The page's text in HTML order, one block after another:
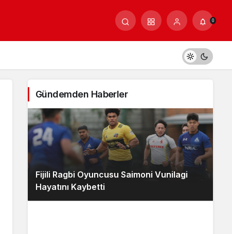
0
Gündemden Haberler
Fijili Ragbi Oyuncusu Saimoni Vunilagi
Hayatını Kaybetti